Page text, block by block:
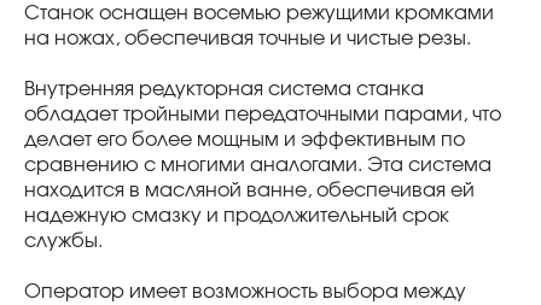
Станок оснащен восемью режущими кромками
на ножах, обеспечивая точные и чистые резы.
Внутренняя редукторная система станка
обладает тройными передаточными парами, что
делает его более мощным и эффективным по
сравнению с многими аналогами. Эта система
находится в масляной ванне, обеспечивая ей
надежную смазку и продолжительный срок
службы.
Оператор имеет возможность выбора между